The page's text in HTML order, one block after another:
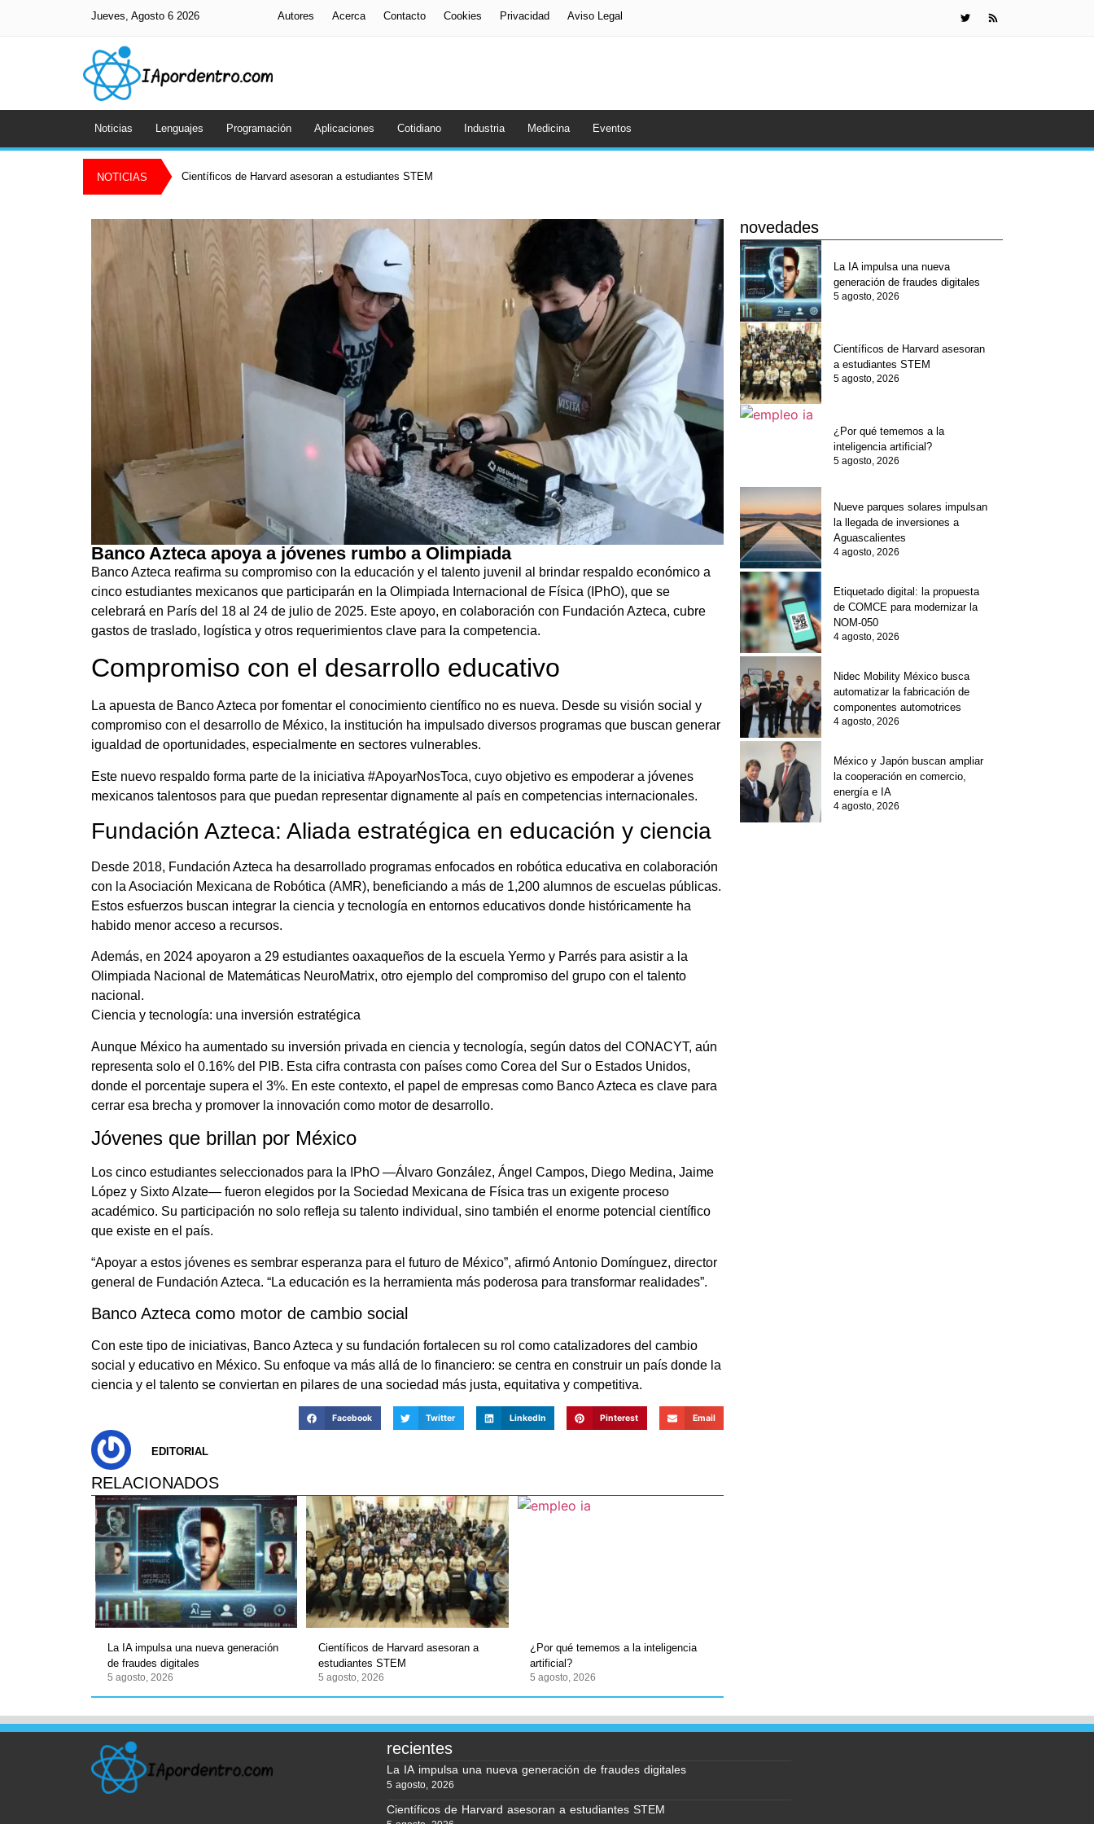
Jueves, Agosto 6 2026 Autores Acerca Contacto Cookies Privacidad Aviso Legal
Noticias Lenguajes Programación Aplicaciones Cotidiano Industria Medicina Eventos
NOTICIAS Científicos de Harvard asesoran a estudiantes STEM
Banco Azteca apoya a jóvenes rumbo a Olimpiada
Banco Azteca reafirma su compromiso con la educación y el talento juvenil al brindar respaldo económico a
cinco estudiantes mexicanos que participarán en la Olimpiada Internacional de Física (IPhO), que se
celebrará en París del 18 al 24 de julio de 2025. Este apoyo, en colaboración con Fundación Azteca, cubre
gastos de traslado, logística y otros requerimientos clave para la competencia.
Compromiso con el desarrollo educativo
La apuesta de Banco Azteca por fomentar el conocimiento científico no es nueva. Desde su visión social y
compromiso con el desarrollo de México, la institución ha impulsado diversos programas que buscan generar
igualdad de oportunidades, especialmente en sectores vulnerables.
Este nuevo respaldo forma parte de la iniciativa #ApoyarNosToca, cuyo objetivo es empoderar a jóvenes
mexicanos talentosos para que puedan representar dignamente al país en competencias internacionales.
Fundación Azteca: Aliada estratégica en educación y ciencia
Desde 2018, Fundación Azteca ha desarrollado programas enfocados en robótica educativa en colaboración
con la Asociación Mexicana de Robótica (AMR), beneficiando a más de 1,200 alumnos de escuelas públicas.
Estos esfuerzos buscan integrar la ciencia y tecnología en entornos educativos donde históricamente ha
habido menor acceso a recursos.
Además, en 2024 apoyaron a 29 estudiantes oaxaqueños de la escuela Yermo y Parrés para asistir a la
Olimpiada Nacional de Matemáticas NeuroMatrix, otro ejemplo del compromiso del grupo con el talento
nacional.
Ciencia y tecnología: una inversión estratégica
Aunque México ha aumentado su inversión privada en ciencia y tecnología, según datos del CONACYT, aún
representa solo el 0.16% del PIB. Esta cifra contrasta con países como Corea del Sur o Estados Unidos,
donde el porcentaje supera el 3%. En este contexto, el papel de empresas como Banco Azteca es clave para
cerrar esa brecha y promover la innovación como motor de desarrollo.
Jóvenes que brillan por México
Los cinco estudiantes seleccionados para la IPhO —Álvaro González, Ángel Campos, Diego Medina, Jaime
López y Sixto Alzate— fueron elegidos por la Sociedad Mexicana de Física tras un exigente proceso
académico. Su participación no solo refleja su talento individual, sino también el enorme potencial científico
que existe en el país.
“Apoyar a estos jóvenes es sembrar esperanza para el futuro de México”, afirmó Antonio Domínguez, director
general de Fundación Azteca. “La educación es la herramienta más poderosa para transformar realidades”.
Banco Azteca como motor de cambio social
Con este tipo de iniciativas, Banco Azteca y su fundación fortalecen su rol como catalizadores del cambio
social y educativo en México. Su enfoque va más allá de lo financiero: se centra en construir un país donde la
ciencia y el talento se conviertan en pilares de una sociedad más justa, equitativa y competitiva.
Facebook Twitter LinkedIn Pinterest Email
EDITORIAL
RELACIONADOS
La IA impulsa una nueva generación
de fraudes digitales
5 agosto, 2026
Científicos de Harvard asesoran a
estudiantes STEM
5 agosto, 2026
¿Por qué tememos a la inteligencia
artificial?
5 agosto, 2026
novedades
La IA impulsa una nueva
generación de fraudes digitales
5 agosto, 2026
Científicos de Harvard asesoran
a estudiantes STEM
5 agosto, 2026
¿Por qué tememos a la
inteligencia artificial?
5 agosto, 2026
Nueve parques solares impulsan
la llegada de inversiones a
Aguascalientes
4 agosto, 2026
Etiquetado digital: la propuesta
de COMCE para modernizar la
NOM-050
4 agosto, 2026
Nidec Mobility México busca
automatizar la fabricación de
componentes automotrices
4 agosto, 2026
México y Japón buscan ampliar
la cooperación en comercio,
energía e IA
4 agosto, 2026
recientes
La IA impulsa una nueva generación de fraudes digitales
5 agosto, 2026
Científicos de Harvard asesoran a estudiantes STEM